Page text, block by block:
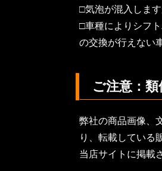
□気泡が混入しま
□車種によりシフ
の交換が行えない
ご注意：
弊社の商品画像、
り、転載している
当店サイトに掲載